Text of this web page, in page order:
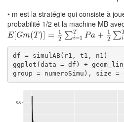
• m est la stratégie qui consiste à
probabilité 1/2 et la machine MB
E[Gm(T)] =
1
2 ∑T
i=1 Pa +
1
2 ∑i
E[Gm(T)]=1 ∑i =1 TPa+1 2∑i= 1T P b
df = simulAB(r1, t1, n1)
ggplot(data = df) +
group = numeroSimu), size =